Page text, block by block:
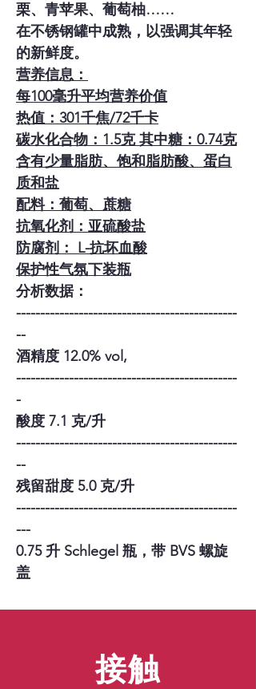
栗、青苹果、葡萄柚……
在不锈钢罐中成熟，以强调其年轻
的新鲜度。
营养信息：
每100毫升平均营养价值
热值：301千焦/72千卡
碳水化合物：1.5克 其中糖：0.74克
含有少量脂肪、饱和脂肪酸、蛋白
质和盐
配料：葡萄、蔗糖
抗氧化剂：亚硫酸盐
防腐剂： L-抗坏血酸
保护性气氛下装瓶
分析数据：
----------------------------------------------
--
酒精度 12.0% vol,
----------------------------------------------
-
酸度 7.1 克/升
----------------------------------------------
--
残留甜度 5.0 克/升
----------------------------------------------
---
0.75 升 Schlegel 瓶，带 BVS 螺旋
盖
接触